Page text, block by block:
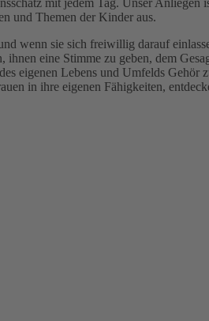
mit jedem Tag. Unser
und Themen der Kinder aus.
wenn sie sich freiwillig darauf
eine Stimme zu geben, dem
eigenen Lebens und Umfelds
in ihre eigenen Fähigkeiten,